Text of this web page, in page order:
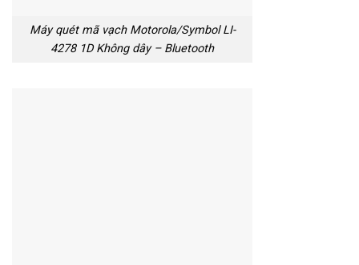
Máy quét mã vạch Motorola/Symbol LI-
4278 1D Không dây – Bluetooth